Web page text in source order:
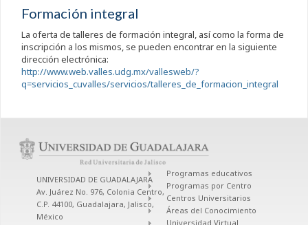
Formación integral
La oferta de talleres de formación integral, así como la forma de
inscripción a los mismos, se pueden encontrar en la siguiente
dirección electrónica:
http://www.web.valles.udg.mx/vallesweb/?
q=servicios_cuvalles/servicios/talleres_de_formacion_integral
UNIVERSIDAD DE GUADALAJARA
Av. Juárez No. 976, Colonia Centro,
C.P. 44100, Guadalajara, Jalisco,
México
Programas educativos
Programas por Centro
Centros Universitarios
Áreas del Conocimiento
Universidad Virtual